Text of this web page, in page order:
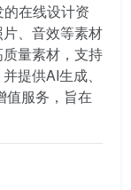
在线设计资
、音效等素材
量素材，支持
提供AI生成、
值服务，旨在